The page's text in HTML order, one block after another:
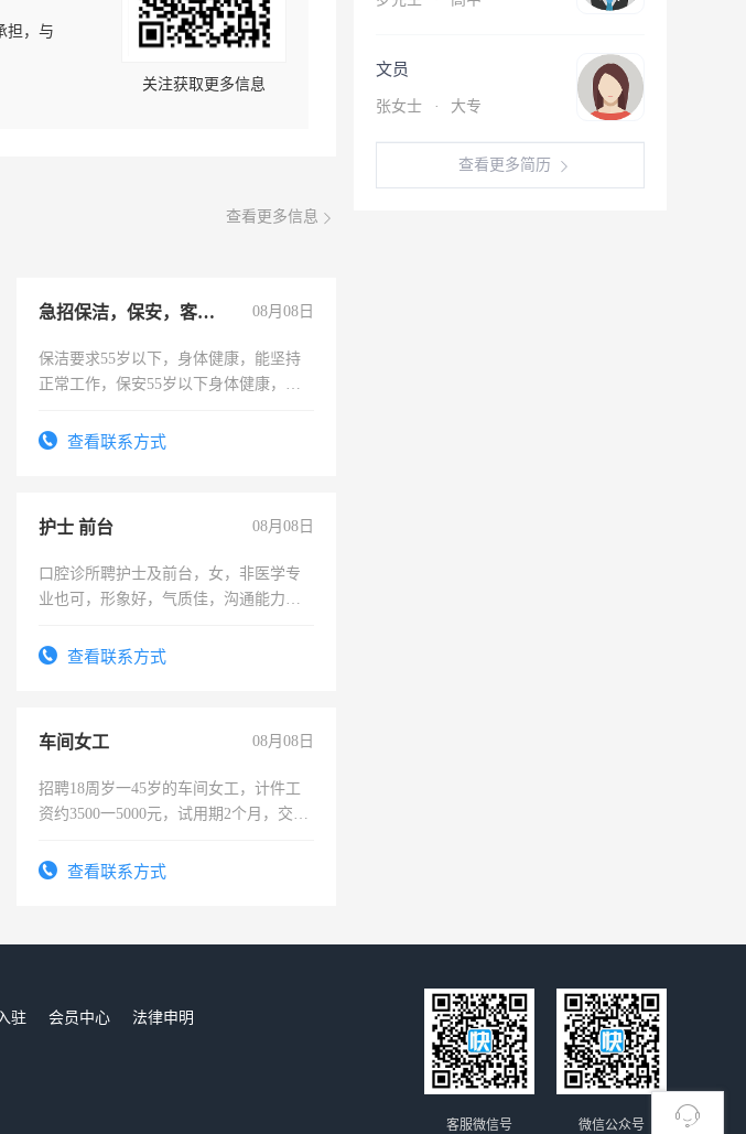
担，与
关注获取更多信息
查看更多信息
急招保洁，保安，客服，工程 08月08日
保洁要求55岁以下，身体健康，能坚持
正常工作，保安55岁以下身体健康，有
录，客服要求45岁以下高中以上文化，
查看联系方式
护士 前台 08月08日
口腔诊所聘护士及前台，女，非医学专
业也可，形象好，气质佳，沟通能力
查看联系方式
车间女工 08月08日
招聘18周岁一45岁的车间女工，计件工
资约3500一5000元，试用期2个月，交五
查看联系方式
文员
张女士 · 大专
查看更多简历
驻 会员中心
法律申明
微信公众号
客服微信号